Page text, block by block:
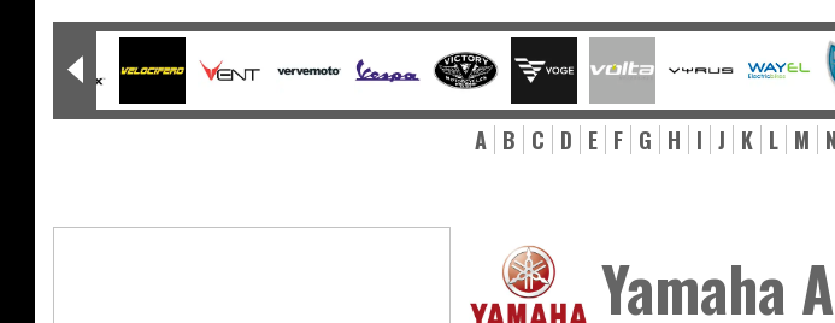
A B C D E F G H I J K L M N
Yamaha